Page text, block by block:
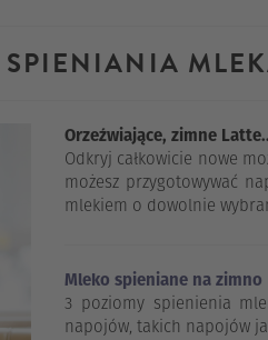
SPIENIANIA
Orzeźwiające, zimne
Odkryj całkowicie nowe
możesz przygotowywać
mlekiem o dowolnie
Mleko spieniane na zimno
3 poziomy spienienia
napojów, takich napojów